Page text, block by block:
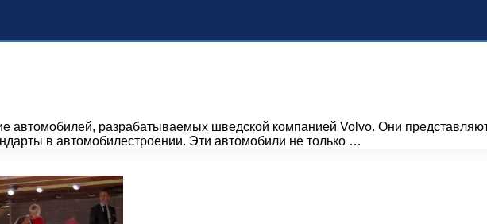
автомобилей, разрабатываемых шведской компанией Volvo. Они
в автомобилестроении. Эти автомобили не только …